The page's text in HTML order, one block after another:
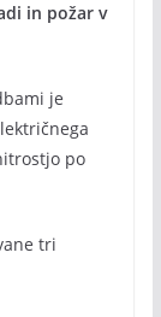
in požar v
je
po
tri